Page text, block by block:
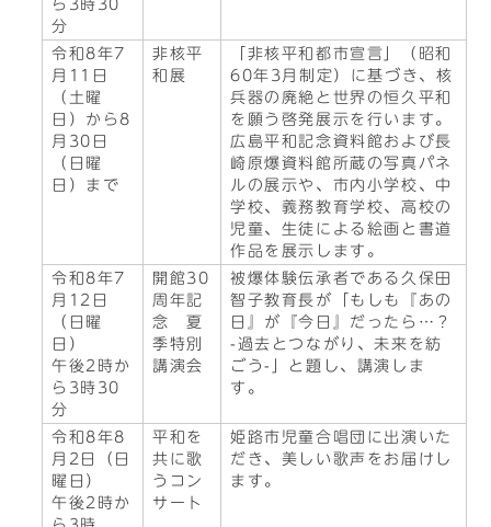
ら3時30
分
令和8年7
月11日
（土曜
日）から8
月30日
（日曜
日）まで
非核平
和展
「非核平和都市宣言」（昭和
60年3月制定）に基づき、核
兵器の廃絶と世界の恒久平和
を願う啓発展示を行います。
広島平和記念資料館および長
崎原爆資料館所蔵の写真パネ
ルの展示や、市内小学校、中
学校、義務教育学校、高校の
児童、生徒による絵画と書道
作品を展示します。
令和8年7
月12日
（日曜
日）
午後2時か
ら3時30
分
開館30
周年記
念 夏
季特別
講演会
被爆体験伝承者である久保田
智子教育長が「もしも『あの
日』が『今日』だったら…？
-過去とつながり、未来を紡
ごう-」と題し、講演しま
す。
令和8年8
月2日（日
曜日）
午後2時か
平和を
共に歌
うコン
サート
姫路市児童合唱団に出演いた
だき、美しい歌声をお届けし
ます。